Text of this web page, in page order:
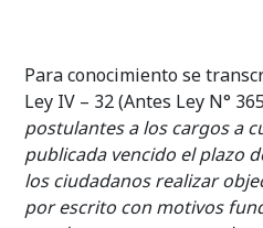
Para conocimiento se
Ley IV – 32 (Antes Ley N°
postulantes a los cargos a
publicada vencido el plazo
los ciudadanos realizar
por escrito con motivos